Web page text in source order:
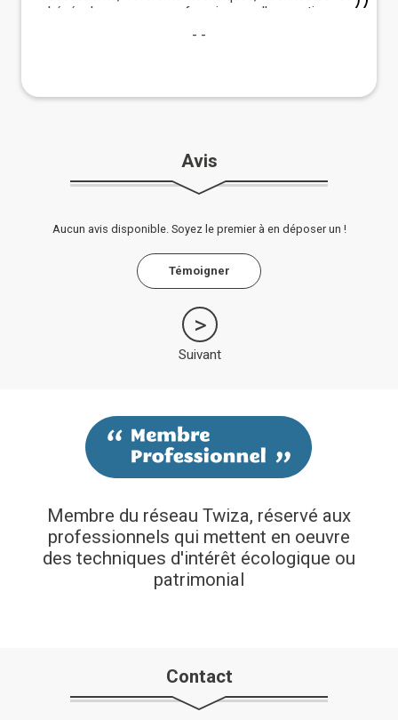
bénévoles pour favoriser l'apprentissage
Avis
Aucun avis disponible. Soyez le premier à en déposer un !
Témoigner
Suivant
Membre du réseau Twiza, réservé aux
professionnels qui mettent en oeuvre
des techniques d'intérêt écologique ou
patrimonial
Contact